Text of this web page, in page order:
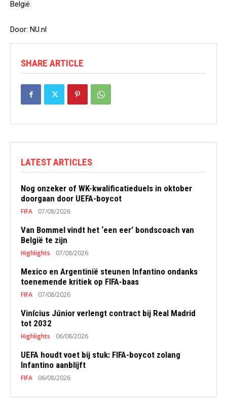
België.
Door: NU.nl
SHARE ARTICLE
LATEST ARTICLES
Nog onzeker of WK-kwalificatieduels in oktober
doorgaan door UEFA-boycot
FIFA 07/08/2026
Van Bommel vindt het ‘een eer’ bondscoach van
België te zijn
Highlights 07/08/2026
Mexico en Argentinië steunen Infantino ondanks
toenemende kritiek op FIFA-baas
FIFA 07/08/2026
Vinícius Júnior verlengt contract bij Real Madrid
tot 2032
Highlights 06/08/2026
UEFA houdt voet bij stuk: FIFA-boycot zolang
Infantino aanblijft
FIFA 06/08/2026